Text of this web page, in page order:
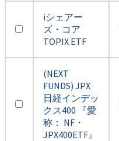
iシェアー
ズ・コア
TOPIX ETF
(NEXT
FUNDS) JPX
日経インデッ
クス400 『愛
称： NF・
JPX400ETF』